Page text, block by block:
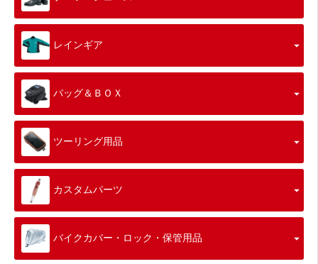
レインギア
バッグ＆ＢＯＸ
ツーリング用品
カスタムパーツ
バイクカバー・ロック・保管用品